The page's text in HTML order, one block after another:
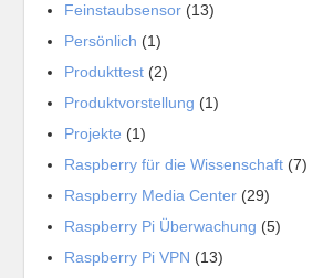
Feinstaubsensor (13)
Persönlich (1)
Produkttest (2)
Produktvorstellung (1)
Projekte (1)
Raspberry für die Wissenschaft (7)
Raspberry Media Center (29)
Raspberry Pi Überwachung (5)
Raspberry Pi VPN (13)